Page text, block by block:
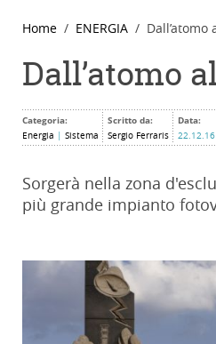
Home ENERGIA Dall’atomo
Dall’atomo
Categoria:
Energia Sistema
Scritto da:
Sergio Ferraris
Data:
22.12.16
Sorgerà nella zona
più grande impianto